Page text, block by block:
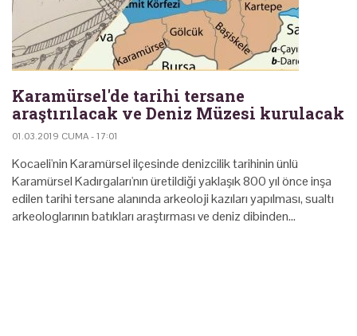
Karamürsel'de tarihi tersane
araştırılacak ve Deniz Müzesi kurulacak
01.03.2019 CUMA - 17:01
Kocaeli'nin Karamürsel ilçesinde denizcilik tarihinin ünlü
Karamürsel Kadırgaları'nın üretildiği yaklaşık 800 yıl önce inşa
edilen tarihi tersane alanında arkeoloji kazıları yapılması, sualtı
arkeologlarının batıkları araştırması ve deniz dibinden…